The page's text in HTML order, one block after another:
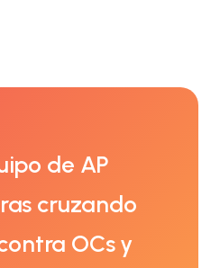
de AP
cruzando
OCs y